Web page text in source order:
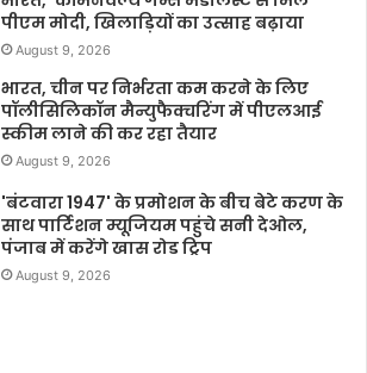
पीएम मोदी, खिलाड़ियों का उत्साह बढ़ाया
August 9, 2026
भारत, चीन पर निर्भरता कम करने के लिए
पॉलीसिलिकॉन मैन्युफैक्चरिंग में पीएलआई
स्कीम लाने की कर रहा तैयार
August 9, 2026
'बंटवारा 1947' के प्रमोशन के बीच बेटे करण के
साथ पार्टिशन म्यूजियम पहुंचे सनी देओल,
पंजाब में करेंगे खास रोड ट्रिप
August 9, 2026